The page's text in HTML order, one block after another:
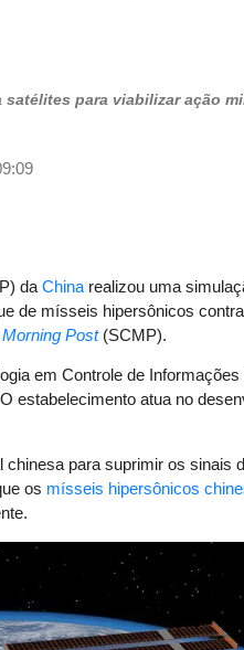
para viabilizar ação
da China realizou uma
de mísseis hipersônicos
Post(SCMP).
em Controle de
estabelecimento atua no
para suprimir os sinais
os mísseis hipersônicos